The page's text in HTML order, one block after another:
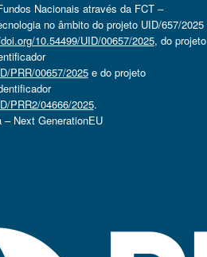
Nacionais através da FCT –
no âmbito do projeto UID/657/2025
10.54499/UID/00657/2025, do projeto
PRR/00657/2025e do projeto
PRR2/04666/2025.
– Next GenerationEU